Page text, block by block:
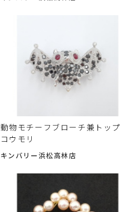
動物モチーフブローチ兼トップ
コウモリ
キンバリー浜松高林店